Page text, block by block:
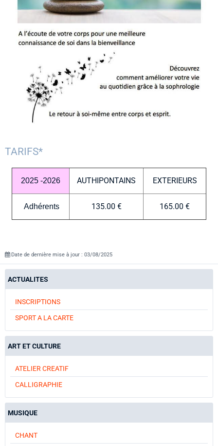
TARIFS*
2025 -2026 AUTHIPONTAINS EXTERIEURS
Adhérents 135.00 € 165.00 €
Date de dernière mise à jour : 03/08/2025
ACTUALITES
INSCRIPTIONS
SPORT A LA CARTE
ART ET CULTURE
ATELIER CREATIF
CALLIGRAPHIE
MUSIQUE
CHANT